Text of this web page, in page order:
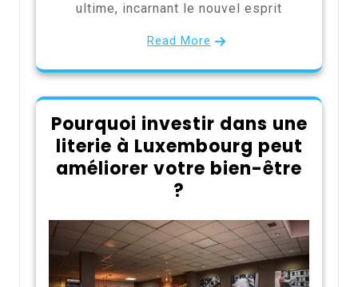
ultime, incarnant le nouvel esprit
Read More
Pourquoi investir dans une
literie à Luxembourg peut
améliorer votre bien-être
?